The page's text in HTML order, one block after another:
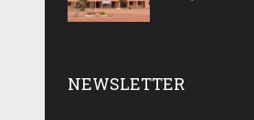
NEWSLETTER